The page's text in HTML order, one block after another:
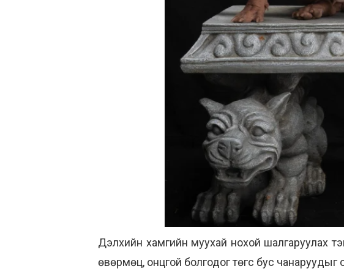
Дэлхийн хамгийн муухай нохой шалгаруулах
өвөрмөц, онцгой болгодог төгс бус